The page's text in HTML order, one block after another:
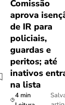
Comissão
aprova
de IR para
policiais,
guardas e
peritos; até
inativos
na lista
4 min